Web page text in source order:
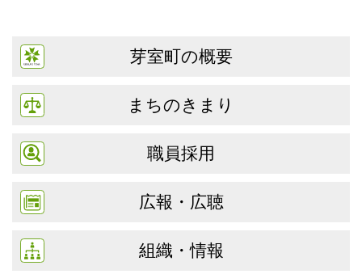
芽室町の概要
まちのきまり
職員採用
広報・広聴
組織・情報